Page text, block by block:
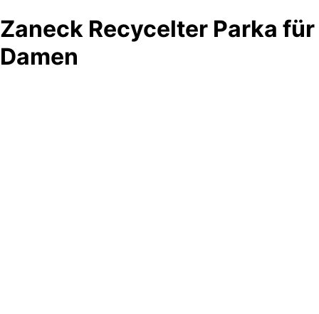
Zaneck Recycelter Parka für
Damen